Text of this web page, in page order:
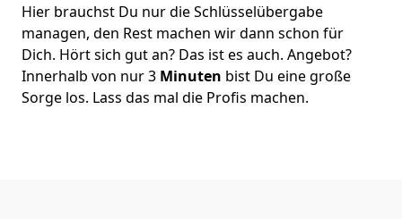
Hier brauchst Du nur die Schlüsselübergabe
managen, den Rest machen wir dann schon für
Dich. Hört sich gut an? Das ist es auch. Angebot?
Innerhalb von nur 3 Minuten bist Du eine große
Sorge los. Lass das mal die Profis machen.